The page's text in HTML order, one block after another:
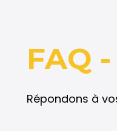
FAQ
Répondons à